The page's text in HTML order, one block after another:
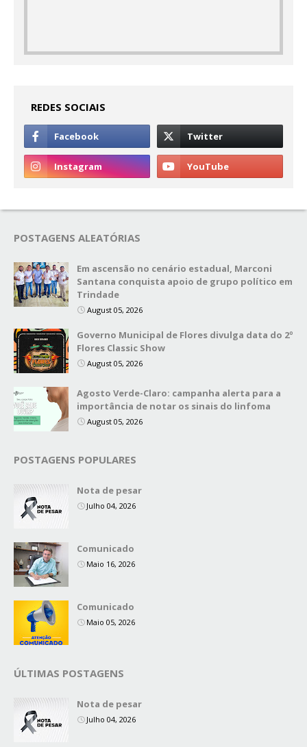
REDES SOCIAIS
POSTAGENS ALEATÓRIAS
Em ascensão no cenário estadual, Marconi
Santana conquista apoio de grupo político em
Trindade
August 05, 2026
Governo Municipal de Flores divulga data do 2º
Flores Classic Show
August 05, 2026
Agosto Verde-Claro: campanha alerta para a
importância de notar os sinais do linfoma
August 05, 2026
POSTAGENS POPULARES
Nota de pesar
Julho 04, 2026
Comunicado
Maio 16, 2026
Comunicado
Maio 05, 2026
ÚLTIMAS POSTAGENS
Nota de pesar
Julho 04, 2026